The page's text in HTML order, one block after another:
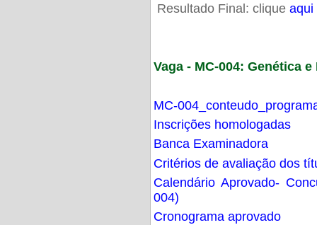
Resultado Final: clique aqui
Vaga - MC-004: Genética
MC-
Inscrições homologadas
Banca Examinadora
Critérios de avaliação dos
Calendário Aprovado-
004)
Cronograma aprovado